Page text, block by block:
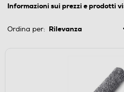
Informazioni sui prezzi e prodotti
Ordina per: